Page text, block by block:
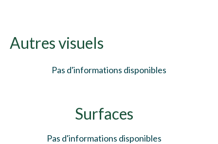
Autres visuels
Pas d'informations disponibles
Surfaces
Pas d'informations disponibles